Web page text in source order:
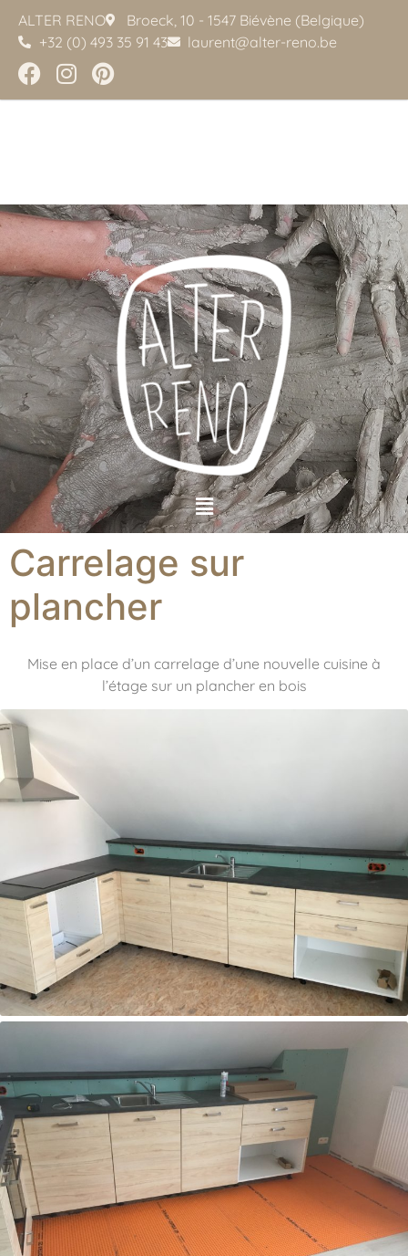
ALTER RENO
Broeck, 10 - 1547 Biévène (Belgique)
+32 (0) 493 35 91 43
laurent@alter-reno.be
Carrelage sur
plancher
Mise en place d’un carrelage d’une nouvelle cuisine à
l’étage sur un plancher en bois